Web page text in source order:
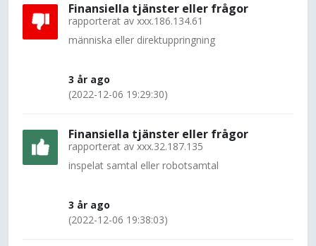
Finansiella tjänster eller frågor
rapporterat av xxx.186.134.61
människa eller direktuppringning
3 år ago
(2022-12-06 19:29:30)
Finansiella tjänster eller frågor
rapporterat av xxx.32.187.135
inspelat samtal eller robotsamtal
3 år ago
(2022-12-06 19:38:03)